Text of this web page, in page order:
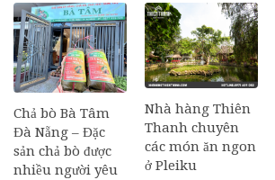
Chả bò Bà Tâm
Đà Nẵng – Đặc
sản chả bò được
nhiều người yêu
Nhà hàng Thiên
Thanh chuyên
các món ăn ngon
ở Pleiku